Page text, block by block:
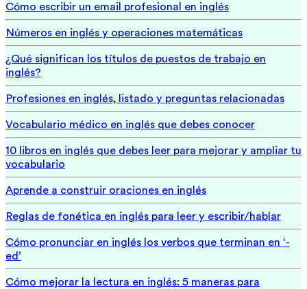
Cómo escribir un email profesional en inglés
Números en inglés y operaciones matemáticas
¿Qué significan los títulos de puestos de trabajo en
inglés?
Profesiones en inglés, listado y preguntas relacionadas
Vocabulario médico en inglés que debes conocer
10 libros en inglés que debes leer para mejorar y ampliar tu
vocabulario
Aprende a construir oraciones en inglés
Reglas de fonética en inglés para leer y escribir/hablar
Cómo pronunciar en inglés los verbos que terminan en ‘-
ed’
Cómo mejorar la lectura en inglés: 5 maneras para